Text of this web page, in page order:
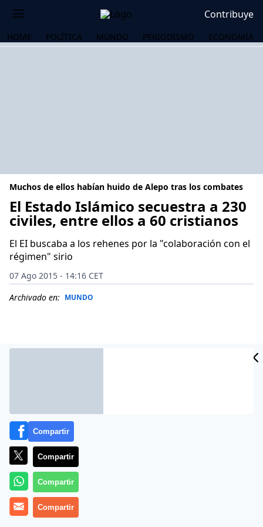
Contribuye
HOME POLÍTICA MUNDO PERIODISMO ECONOMÍA
Muchos de ellos habían huido de Alepo tras los combates
El Estado Islámico secuestra a 230
civiles, entre ellos a 60 cristianos
El EI buscaba a los rehenes por la "colaboración con el
régimen" sirio
07 Ago 2015 - 14:16 CET
Archivado en: MUNDO
Más información
Compartir
Compartir
Compartir
Compartir